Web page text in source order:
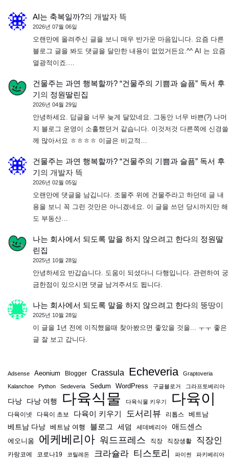
AI는 축복일까?의 개발자 뜩
2026년 07월 06일
오랜만에 올려주신 글을 보니 매우 반가운 마음입니다. 요즘 다른
블로그 글을 봐도 댓글을 달만한 내용이 없었거든요.^^ AI 는 요즘
열광적이죠.…
건물주는 과연 행복할까? “건물주의 기쁨과 슬픔” 독서 후
기의 정원딸린집
2026년 04월 29일
안녕하세요. 답글을 너무 늦게 달았네요. 그동안 너무 바쁜(?) 나머
지 블로그 운영이 소홀했던거 같습니다. 이것저것 다른쪽에 신경쓸
께 많아서요 ㅎㅎㅎㅎ 이글은 비교적…
건물주는 과연 행복할까? “건물주의 기쁨과 슬픔” 독서 후
기의 개발자 뜩
2026년 02월 05일
오랜만에 댓글을 남깁니다. 조물주 위에 건물주라고 하던데 글 내
용을 보니 꼭 그런 것만은 아니겠네요. 이 글을 쓰던 당시까지만 해
도 부동산…
나는 회사에서 되도록 말을 하지 않으려고 한다의 정원딸
린집
2025년 10월 28일
안녕하세요 반갑습니다. 도움이 되셨다니 다행입니다. 관련하여 궁
금한점이 있으시면 댓글 남겨주셔도 됩니다.
나는 회사에서 되도록 말을 하지 않으려고 한다의 뚱땅이
2025년 10월 28일
이 글을 1년 전에 이직했을때 찾아봤으면 좋았을 것을... ㅜㅜ 좋은
글 잘 보고 갑니다.
Adsense Aeonium Blogger Crassula Echeveria Graptoveria
Kalanchoe Python Sedeveria Sedum WordPress 구글블로거 그라프토베리아
다낭 다낭 여행 다육식물 다육식물 키우기 다육이
다육이넷 다육이 초보 다육이 키우기 도서리뷰 리톱스
베트남
베트남 다낭 베트남 여행 블로그 세덤 세데베리아 애드센스
에오니움 에케베리아 워드프레스 직장 직장생활 직장인
카랑코에 코로나19 코틸레돈 크라슐라 티스토리 파이썬 파키베리아